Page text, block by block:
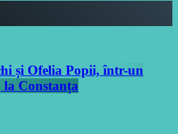
și Ofelia Popii, într-un
la Constanța